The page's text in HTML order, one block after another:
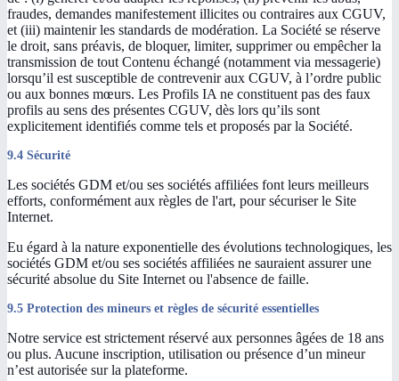
fraudes, demandes manifestement illicites ou contraires aux CGUV,
et (iii) maintenir les standards de modération. La Société se réserve
le droit, sans préavis, de bloquer, limiter, supprimer ou empêcher la
transmission de tout Contenu échangé (notamment via messagerie)
lorsqu’il est susceptible de contrevenir aux CGUV, à l’ordre public
ou aux bonnes mœurs. Les Profils IA ne constituent pas des faux
profils au sens des présentes CGUV, dès lors qu’ils sont
explicitement identifiés comme tels et proposés par la Société.
9.4 Sécurité
Les sociétés GDM et/ou ses sociétés affiliées font leurs meilleurs
efforts, conformément aux règles de l'art, pour sécuriser le Site
Internet.
Eu égard à la nature exponentielle des évolutions technologiques, les
sociétés GDM et/ou ses sociétés affiliées ne sauraient assurer une
sécurité absolue du Site Internet ou l'absence de faille.
9.5 Protection des mineurs et règles de sécurité essentielles
Notre service est strictement réservé aux personnes âgées de 18 ans
ou plus. Aucune inscription, utilisation ou présence d’un mineur
n’est autorisée sur la plateforme.